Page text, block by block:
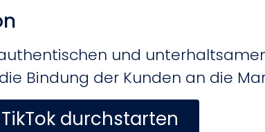
und
Bindung der Kunden an die
durchstarten